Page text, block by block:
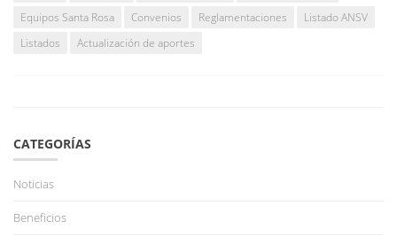
Equipos Santa Rosa
Convenios Reglamentaciones
Listado ANSV
Listados
Actualización de aportes
CATEGORÍAS
Noticias
Beneficios